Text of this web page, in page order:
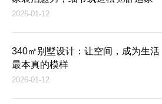
2026-01-12
340㎡别墅设计：让空间，成为生活
最本真的模样
2026-01-12